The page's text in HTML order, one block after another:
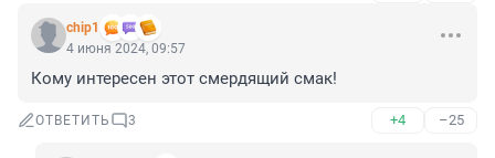
chip1
4 июня 2024, 09:57
Кому интересен этот смердящий смак!
ОТВЕТИТЬ 3 +4 –25